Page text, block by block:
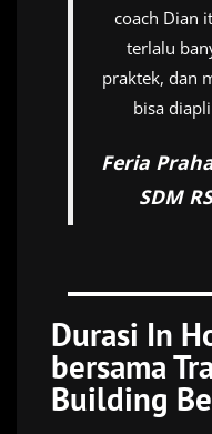
coach Dian
terlalu
praktek, dan
bisa
Feria
SDM
Durasi In
bersama
Building